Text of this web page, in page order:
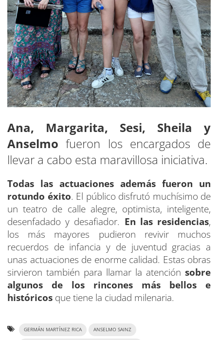
Ana, Margarita, Sesi, Sheila y
Anselmofueron los encargados de
llevar a cabo esta maravillosa iniciativa.
Todas las actuaciones además fueron un
rotundo éxito. El público disfrutó muchísimo de
un teatro de calle alegre, optimista, inteligente,
desenfadado y desafiador. En las residencias,
los más mayores pudieron revivir muchos
recuerdos de infancia y de juventud gracias a
unas actuaciones de enorme calidad. Estas obras
sirvieron también para llamar la atención sobre
algunos de los rincones más bellos e
históricos que tiene la ciudad milenaria.
GERMÁN MARTÍNEZ RICA ANSELMO SAINZ